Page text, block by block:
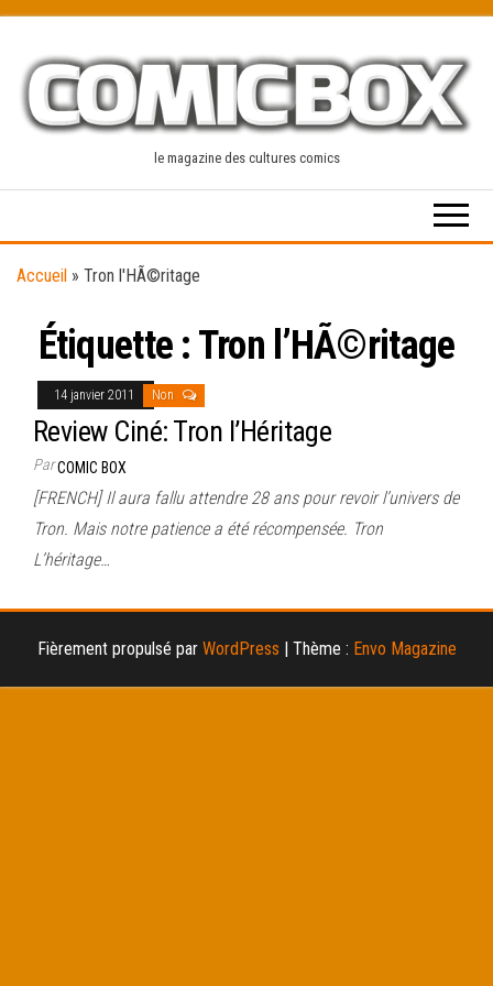
content
le magazine des cultures comics
Accueil » Tron l'HÃ©ritage
Étiquette : Tron l’HÃ©ritage
14 janvier 2011 Non
Review Ciné: Tron l’Héritage
ParCOMIC BOX
[FRENCH] Il aura fallu attendre 28 ans pour revoir l’univers de
Tron. Mais notre patience a été récompensée. Tron
L’héritage…
Fièrement propulsé par WordPress | Thème : Envo Magazine